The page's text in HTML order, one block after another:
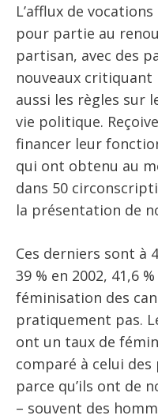
L’afflux de
pour partie au
partisan, avec des
nouveaux critiquant
aussi les règles sur
vie politique.
financer leur
qui ont obtenu au
dans 50
la présentation de
Ces derniers sont à
39 % en 2002, 41,6
féminisation des
pratiquement pas.
ont un taux de
comparé à celui
parce qu’ils ont de
– souvent des